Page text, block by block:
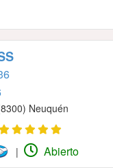
Neuquén
| Abierto